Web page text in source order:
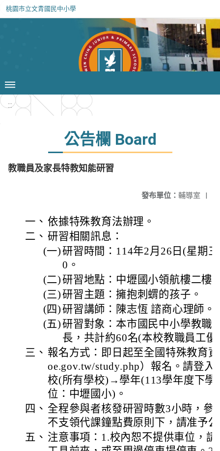
桃園市立文青國民中小學
:::
公告欄 Board
教職員及家長特教知能研習
發布單位： 輔導室 |
一、 依據特殊教育法辦理。
二、 研習相關訊息：
(一)研習時間：114年2月26日(星期
0。
(二)研習地點：中壢國小領航樓二樓
(三)研習主題：擁抱刺蝟的孩子。
(四)研習講師：陳志恆 諮商心理師。
(五)研習對象：本市國民中小學教職
長，共計約60名(本校教職員工
三、 報名方式：即日起至全國特殊教育
oe.gov.tw/study.php）報名。請登
校(所有學校)→學年(113學年度下
位：中壢國小)。
四、 全程參與者核發研習時數3小時，參
不支領代課鐘點費原則下，請准予
五、 注意事項：1.校內恕不提供車位，